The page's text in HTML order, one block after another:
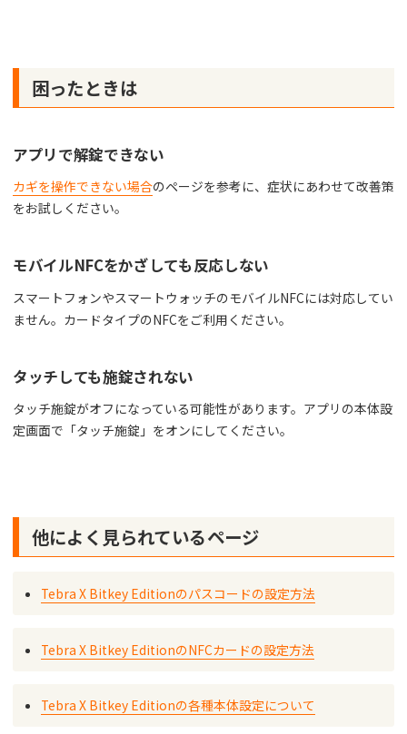
困ったときは
アプリで解錠できない
カギを操作できない場合のページを参考に、症状にあわせて改善策
をお試しください。
モバイルNFCをかざしても反応しない
スマートフォンやスマートウォッチのモバイルNFCには対応してい
ません。カードタイプのNFCをご利用ください。
タッチしても施錠されない
タッチ施錠がオフになっている可能性があります。アプリの本体設
定画面で「タッチ施錠」をオンにしてください。
他によく見られているページ
Tebra X Bitkey Editionのパスコードの設定方法
Tebra X Bitkey EditionのNFCカードの設定方法
Tebra X Bitkey Editionの各種本体設定について